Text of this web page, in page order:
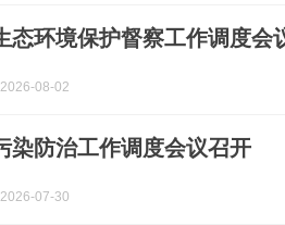
态环境保护督察工作调度会
08-02
染防治工作调度会议召开
07-30